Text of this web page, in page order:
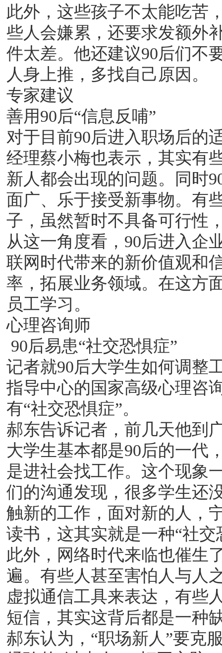
此外，这些孩子不太能吃苦
些人会嫌累，还要求发额外
件太差。他还建议90后们不
人身上推，多找自己原因。
专家建议
善用90后“信息反哺”
对于目前90后进入职场后的
经理蔡小梅也表示，其实有
新人都会出现的问题。同时
面广、乐于接受新事物。有
子，虽然暂时不具备可行性
从这一角度看，90后进入企
联网时代带来的新价值观和
率，拓展业务领域。在这方
员工学习。
心理咨询师
90后易患“社交恐惧症”
记者就90后大学生如何调整
指导中心的国家高级心理咨
有“社交恐惧症”。
郝东告诉记者，前几天他到
大学生基本都是90后的一代
是进社会找工作。这个现象
们的沟通发现，很多学生还
触新的工作，面对新的人，
读书，这其实就是一种“社交
此外，网络时代来临也催生
遍。有些人甚至害怕人与人
虚拟通信工具来表达，有些
短信，其实这背后都是一种
郝东认为，“职场新人”要克